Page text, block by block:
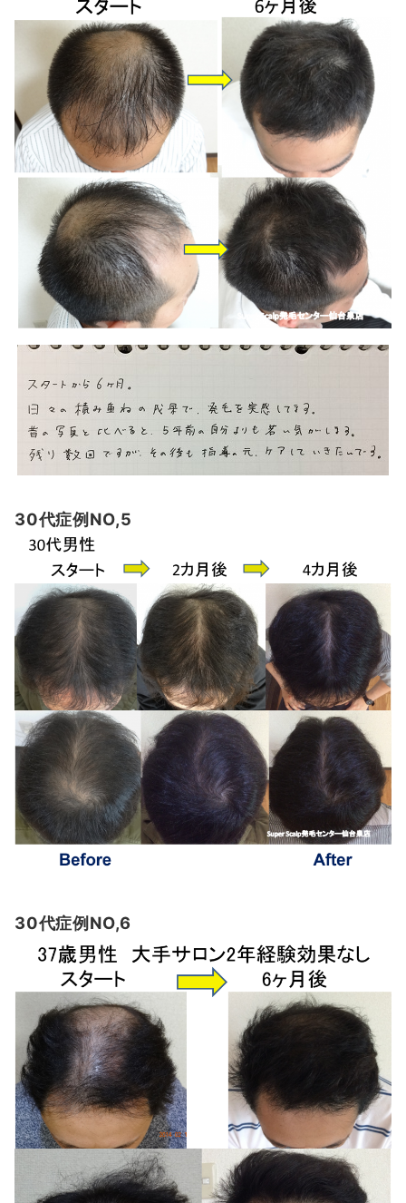
30代症例NO,5
30代症例NO,6